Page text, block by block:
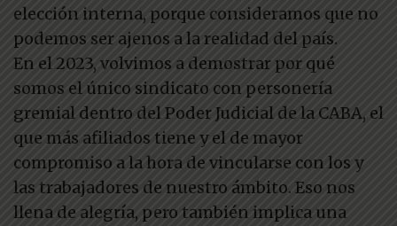
elección interna, porque consideramos que no
podemos ser ajenos a la realidad del país.
En el 2023, volvimos a demostrar por qué
somos el único sindicato con personería
gremial dentro del Poder Judicial de la CABA, el
que más afiliados tiene y el de mayor
compromiso a la hora de vincularse con los y
las trabajadores de nuestro ámbito. Eso nos
llena de alegría, pero también implica una